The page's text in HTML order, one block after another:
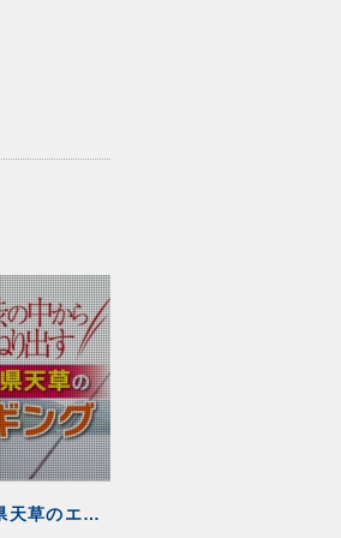
激渋の中からひねり出す熊本県天草のエギング